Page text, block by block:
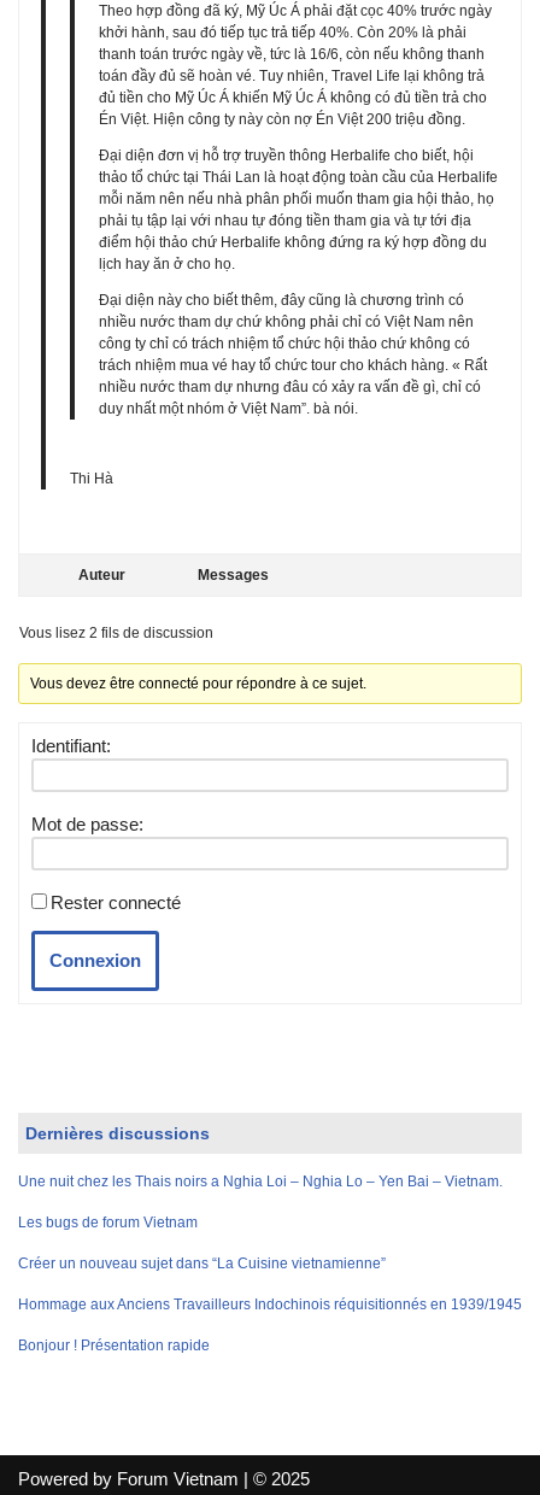
Theo hợp đồng đã ký, Mỹ Úc Á phải đặt cọc 40% trước ngày
khởi hành, sau đó tiếp tục trả tiếp 40%. Còn 20% là phải
thanh toán trước ngày về, tức là 16/6, còn nếu không thanh
toán đầy đủ sẽ hoàn vé. Tuy nhiên, Travel Life lại không trả
đủ tiền cho Mỹ Úc Á khiến Mỹ Úc Á không có đủ tiền trả cho
Én Việt. Hiện công ty này còn nợ Én Việt 200 triệu đồng.
Đại diện đơn vị hỗ trợ truyền thông Herbalife cho biết, hội
thảo tổ chức tại Thái Lan là hoạt động toàn cầu của Herbalife
mỗi năm nên nếu nhà phân phối muốn tham gia hội thảo, họ
phải tụ tập lại với nhau tự đóng tiền tham gia và tự tới địa
điểm hội thảo chứ Herbalife không đứng ra ký hợp đồng du
lịch hay ăn ở cho họ.
Đại diện này cho biết thêm, đây cũng là chương trình có
nhiều nước tham dự chứ không phải chỉ có Việt Nam nên
công ty chỉ có trách nhiệm tổ chức hội thảo chứ không có
trách nhiệm mua vé hay tổ chức tour cho khách hàng. « Rất
nhiều nước tham dự nhưng đâu có xảy ra vấn đề gì, chỉ có
duy nhất một nhóm ở Việt Nam”. bà nói.
Thi Hà
Auteur Messages
Vous lisez 2 fils de discussion
Vous devez être connecté pour répondre à ce sujet.
Identifiant:
Mot de passe:
Rester connecté
Connexion
Dernières discussions
Une nuit chez les Thais noirs a Nghia Loi – Nghia Lo – Yen Bai – Vietnam.
Les bugs de forum Vietnam
Créer un nouveau sujet dans “La Cuisine vietnamienne”
Hommage aux Anciens Travailleurs Indochinois réquisitionnés en 1939/1945
Bonjour ! Présentation rapide
Powered by Forum Vietnam | © 2025